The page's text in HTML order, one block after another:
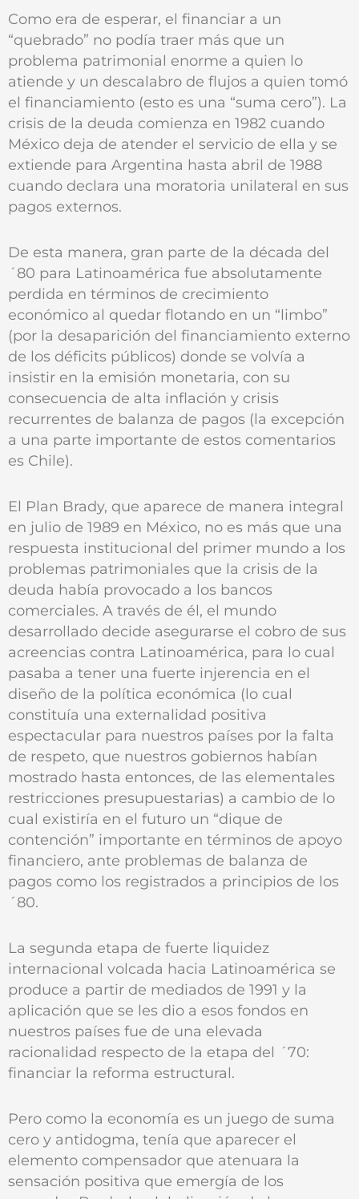
Como era de esperar, el financiar a un
“quebrado” no podía traer más que un
problema patrimonial enorme a quien lo
atiende y un descalabro de flujos a quien tomó
el financiamiento (esto es una “suma cero”). La
crisis de la deuda comienza en 1982 cuando
México deja de atender el servicio de ella y se
extiende para Argentina hasta abril de 1988
cuando declara una moratoria unilateral en sus
pagos externos.
De esta manera, gran parte de la década del
´80 para Latinoamérica fue absolutamente
perdida en términos de crecimiento
económico al quedar flotando en un “limbo”
(por la desaparición del financiamiento externo
de los déficits públicos) donde se volvía a
insistir en la emisión monetaria, con su
consecuencia de alta inflación y crisis
recurrentes de balanza de pagos (la excepción
a una parte importante de estos comentarios
es Chile).
El Plan Brady, que aparece de manera integral
en julio de 1989 en México, no es más que una
respuesta institucional del primer mundo a los
problemas patrimoniales que la crisis de la
deuda había provocado a los bancos
comerciales. A través de él, el mundo
desarrollado decide asegurarse el cobro de sus
acreencias contra Latinoamérica, para lo cual
pasaba a tener una fuerte injerencia en el
diseño de la política económica (lo cual
constituía una externalidad positiva
espectacular para nuestros países por la falta
de respeto, que nuestros gobiernos habían
mostrado hasta entonces, de las elementales
restricciones presupuestarias) a cambio de lo
cual existiría en el futuro un “dique de
contención” importante en términos de apoyo
financiero, ante problemas de balanza de
pagos como los registrados a principios de los
´80.
La segunda etapa de fuerte liquidez
internacional volcada hacia Latinoamérica se
produce a partir de mediados de 1991 y la
aplicación que se les dio a esos fondos en
nuestros países fue de una elevada
racionalidad respecto de la etapa del ´70:
financiar la reforma estructural.
Pero como la economía es un juego de suma
cero y antidogma, tenía que aparecer el
elemento compensador que atenuara la
sensación positiva que emergía de los